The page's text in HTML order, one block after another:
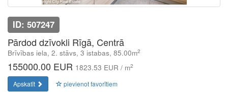
ID: 507247
Pārdod dzīvokli Rīgā, Centrā
Brīvības iela, 2. stāvs, 3 istabas, 85.00m2
155000.00 EUR 1823.53 EUR / m2
Apskatīt pievienot favorītiem